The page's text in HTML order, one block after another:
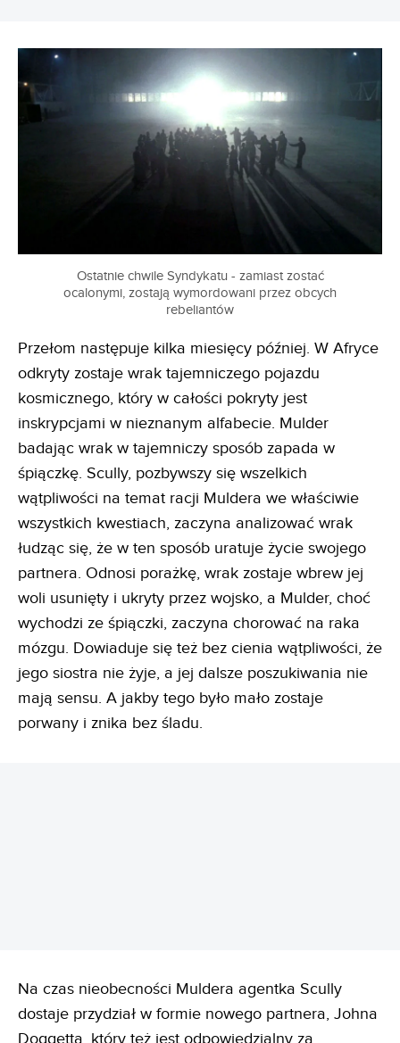
Ostatnie chwile Syndykatu - zamiast zostać
ocalonymi, zostają wymordowani przez obcych
rebeliantów
Przełom następuje kilka miesięcy później. W Afryce
odkryty zostaje wrak tajemniczego pojazdu
kosmicznego, który w całości pokryty jest
inskrypcjami w nieznanym alfabecie. Mulder
badając wrak w tajemniczy sposób zapada w
śpiączkę. Scully, pozbywszy się wszelkich
wątpliwości na temat racji Muldera we właściwie
wszystkich kwestiach, zaczyna analizować wrak
łudząc się, że w ten sposób uratuje życie swojego
partnera. Odnosi porażkę, wrak zostaje wbrew jej
woli usunięty i ukryty przez wojsko, a Mulder, choć
wychodzi ze śpiączki, zaczyna chorować na raka
mózgu. Dowiaduje się też bez cienia wątpliwości, że
jego siostra nie żyje, a jej dalsze poszukiwania nie
mają sensu. A jakby tego było mało zostaje
porwany i znika bez śladu.
Na czas nieobecności Muldera agentka Scully
dostaje przydział w formie nowego partnera, Johna